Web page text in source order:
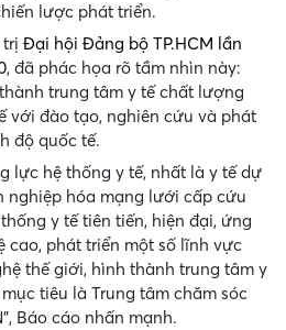
lược phát triển.
trịĐại hội Đảng bộ TP.HCM lần
, đã phác họa rõ tầm nhìn này:
trung tâm y tế chất lượng
với đào tạo, nghiên cứu và phát
độ quốc tế.
lực hệ thống y tế, nhất là y tế dự
nghiệp hóa mạng lưới cấp cứu
y tế tiên tiến, hiện đại, ứng
cao, phát triển một số lĩnh vực
thế giới, hình thành trung tâm y
tiêu là Trung tâm chăm sóc
Báo cáo nhấn mạnh.